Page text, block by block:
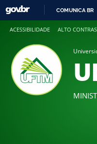
COMUNICA BR
ACESSIBILIDADE ALTO